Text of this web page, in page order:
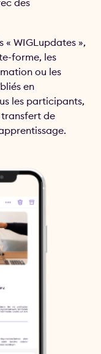
des
« WIGLupdates »,
forme, les
ou les
en
les participants,
de